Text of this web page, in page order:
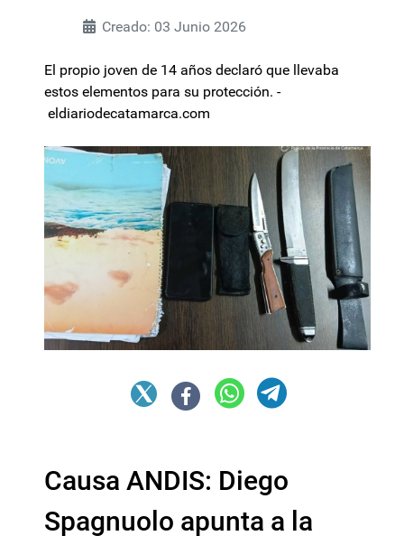
Creado: 03 Junio 2026
El propio joven de 14 años declaró que llevaba
estos elementos para su protección. -
eldiariodecatamarca.com
Causa ANDIS: Diego
Spagnuolo apunta a la